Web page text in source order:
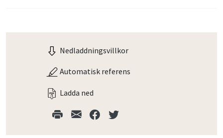
Nedladdningsvillkor
Automatisk referens
Ladda ned